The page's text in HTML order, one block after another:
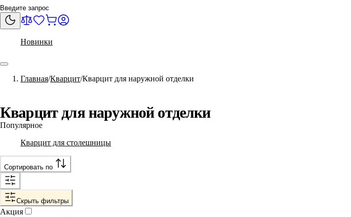
Новинки
Главная Кварцит Кварцит для наружной отделки
Кварцит для наружной отделки
Популярное
Кварцит для столешницы
Сортировать по
Скрыть фильтры
Акция